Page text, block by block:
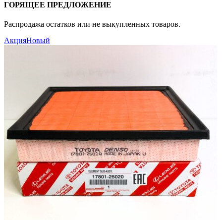
ГОРЯЩЕЕ ПРЕДЛОЖЕНИЕ
Распродажа остатков или не выкупленных товаров.
АкцияНовый